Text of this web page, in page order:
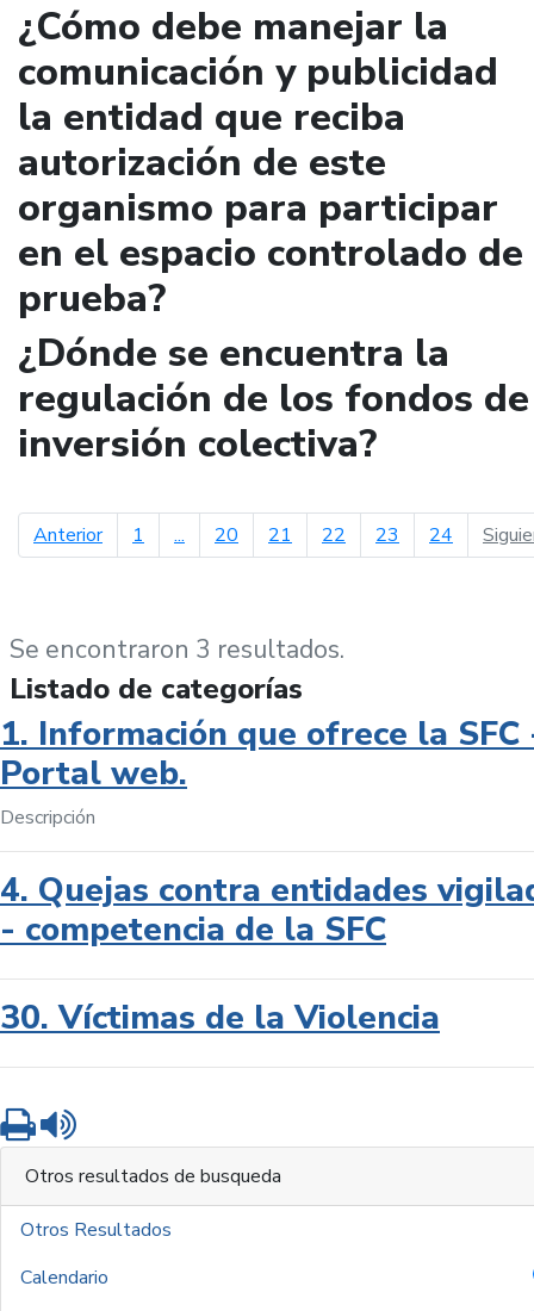
¿Cómo debe manejar la
comunicación y publicidad
la entidad que reciba
autorización de este
organismo para participar
en el espacio controlado de
prueba?
¿Dónde se encuentra la
regulación de los fondos de
inversión colectiva?
Anteriorpágina anterior
1 ... 20 21 22 23 24
Se encontraron 3 resultados.
Listado de categorías
1. Información que ofrece la SFC
Portal web.
Descripción
4. Quejas contra entidades
- competencia de la SFC
30. Víctimas de la Violencia
Imprimir
Otros resultados de busqueda
Otros Resultados
Calendario